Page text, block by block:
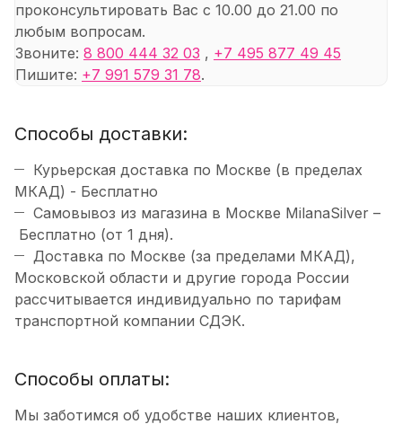
проконсультировать Вас с 10.00 до 21.00 по
любым вопросам.
Звоните: 8 800 444 32 03 , +7 495 877 49 45
Пишите: +7 991 579 31 78.
Способы доставки:
Курьерская доставка по Москве (в пределах
МКАД) - Бесплатно
Самовывоз из магазина в Москве MilanaSilver –
Бесплатно (от 1 дня).
Доставка по Москве (за пределами МКАД),
Московской области и другие города России
рассчитывается индивидуально по тарифам
транспортной компании СДЭК.
Способы оплаты:
Мы заботимся об удобстве наших клиентов,